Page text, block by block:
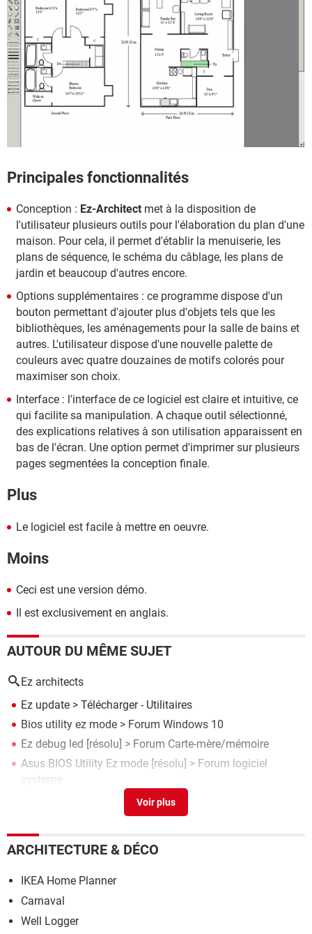
Principales fonctionnalités
Conception : Ez-Architect met à la disposition de
l'utilisateur plusieurs outils pour l'élaboration du plan d'une
maison. Pour cela, il permet d'établir la menuiserie, les
plans de séquence, le schéma du câblage, les plans de
jardin et beaucoup d'autres encore.
Options supplémentaires : ce programme dispose d'un
bouton permettant d'ajouter plus d'objets tels que les
bibliothèques, les aménagements pour la salle de bains et
autres. L'utilisateur dispose d'une nouvelle palette de
couleurs avec quatre douzaines de motifs colorés pour
maximiser son choix.
Interface : l'interface de ce logiciel est claire et intuitive, ce
qui facilite sa manipulation. A chaque outil sélectionné,
des explications relatives à son utilisation apparaissent en
bas de l'écran. Une option permet d'imprimer sur plusieurs
pages segmentées la conception finale.
Plus
Le logiciel est facile à mettre en oeuvre.
Moins
Ceci est une version démo.
Il est exclusivement en anglais.
AUTOUR DU MÊME SUJET
Ez architects
Ez update > Télécharger - Utilitaires
Bios utility ez mode > Forum Windows 10
Ez debug led [résolu] > Forum Carte-mère/mémoire
Asus BIOS Utility Ez mode [résolu] > Forum logiciel
systeme
>Forum BIOS
ARCHITECTURE & DÉCO
IKEA Home Planner
Carnaval
Well Logger